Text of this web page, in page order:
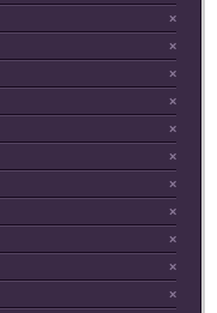
×
×
×
×
×
×
×
×
×
×
×